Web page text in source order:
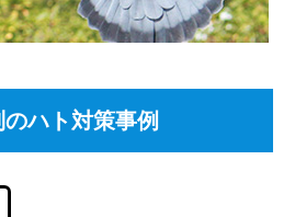
ハト対策事例